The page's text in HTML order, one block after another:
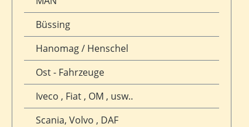
Büssing
Hanomag / Henschel
Ost - Fahrzeuge
Iveco , Fiat , OM , usw..
Scania, Volvo , DAF